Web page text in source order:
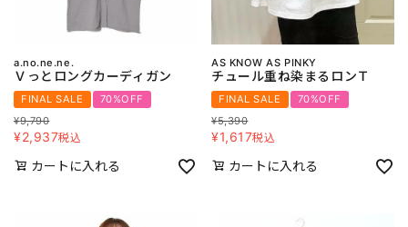
a.no.ne.ne.
Ｖっとロングカーディガン
FINAL SALE
70%OFF
¥9,790
¥2,937税込
カートに入れる
AS KNOW AS PINKY
チュール重ね染まるロンＴ
FINAL SALE
70%OFF
¥5,390
¥1,617税込
カートに入れる